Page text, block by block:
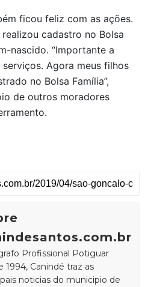
ficou feliz com as ações.
cadastro no Bolsa
nascido. “Importante a
Agora meus filhos
no Bolsa Família”,
de outros moradores
Profissional Potiguar
1994, Canindé traz as
noticias do municipio de